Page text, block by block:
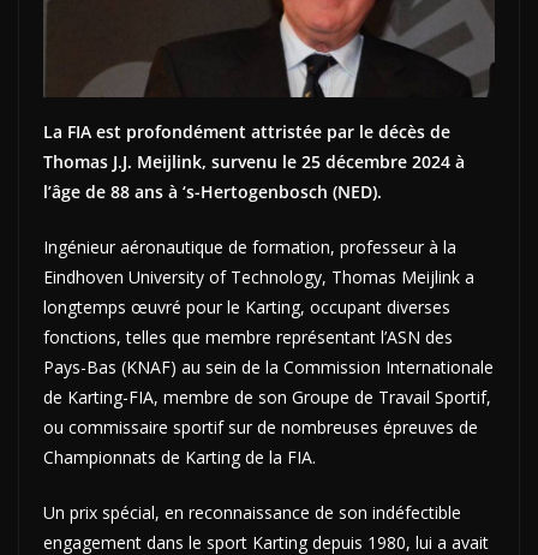
La FIA est profondément attristée par le décès de
Thomas J.J. Meijlink, survenu le 25 décembre 2024 à
l’âge de 88 ans à ‘s-Hertogenbosch (NED).
Ingénieur aéronautique de formation, professeur à la
Eindhoven University of Technology, Thomas Meijlink a
longtemps œuvré pour le Karting, occupant diverses
fonctions, telles que membre représentant l’ASN des
Pays-Bas (KNAF) au sein de la Commission Internationale
de Karting-FIA, membre de son Groupe de Travail Sportif,
ou commissaire sportif sur de nombreuses épreuves de
Championnats de Karting de la FIA.
Un prix spécial, en reconnaissance de son indéfectible
engagement dans le sport Karting depuis 1980, lui a avait